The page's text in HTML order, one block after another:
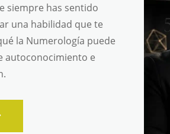
siempre has sentido
una habilidad que te
la Numerología puede
autoconocimiento e